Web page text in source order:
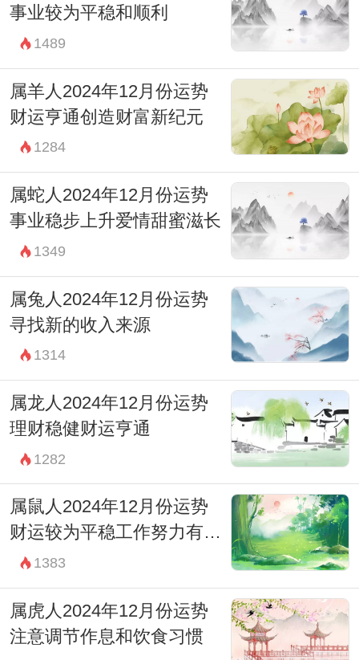
事业较为平稳和顺利
1489
属羊人2024年12月份运势
财运亨通创造财富新纪元
1284
属蛇人2024年12月份运势
事业稳步上升爱情甜蜜滋长
1349
属兔人2024年12月份运势
寻找新的收入来源
1314
属龙人2024年12月份运势
理财稳健财运亨通
1282
属鼠人2024年12月份运势
财运较为平稳工作努力有回
报 1383
属虎人2024年12月份运势
注意调节作息和饮食习惯